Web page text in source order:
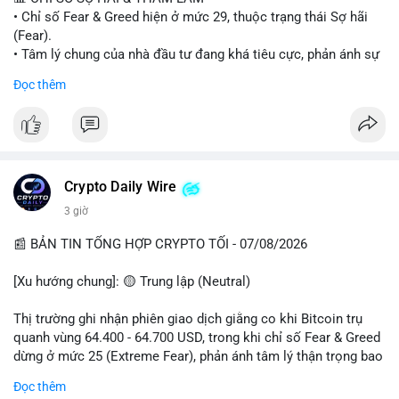
#vlikevn
• Chỉ số Fear & Greed hiện ở mức 29, thuộc trạng thái Sợ hãi
(Fear).
• Tâm lý chung của nhà đầu tư đang khá tiêu cực, phản ánh sự
• CoinGecko Trending: Plume (PLUME), Cash Cat (CASHCAT),
• LunarCrush Trending: Ethereum, Solana, Dogecoin, Polkadot,
Chainlink.
Viettel) và các từ khóa đời sống khác đang chiếm ưu thế.
💬 DÒNG CHẢY TIN TỨC & TRUYỀN THÔNG
năm tù đối với Sam Bankman-Fried (FTX).
• Tin tức vĩ mô: Cảnh báo về tình trạng stagflation (lạm phát
đình trệ) từ dữ liệu PMI của Mỹ; thu nhập của người Mỹ đang
• Tin tức Binance: Binance chuẩn bị nâng cấp dịch vụ giao dịch
Đọc thêm
Crypto Daily Wire
3 giờ
📰 BẢN TIN TỔNG HỢP CRYPTO TỐI - 07/08/2026
[Xu hướng chung]: 🟡 Trung lập (Neutral)
Thị trường ghi nhận phiên giao dịch giằng co khi Bitcoin trụ
quanh vùng 64.400 - 64.700 USD, trong khi chỉ số Fear & Greed
dừng ở mức 25 (Extreme Fear), phản ánh tâm lý thận trọng bao
Đọc thêm